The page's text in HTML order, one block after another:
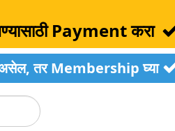
Payment करा
असेल, तर Membership घ्या